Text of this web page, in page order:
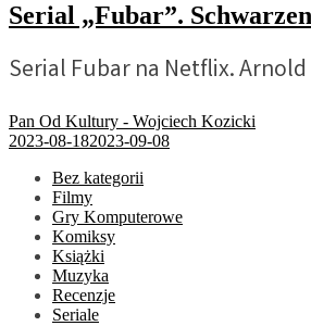
Serial „Fubar”.
Serial Fubar na Netflix.
Pan Od Kultury - Wojciech Kozicki
2023-08-182023-09-08
Bez kategorii
Filmy
Gry Komputerowe
Komiksy
Książki
Muzyka
Recenzje
Seriale